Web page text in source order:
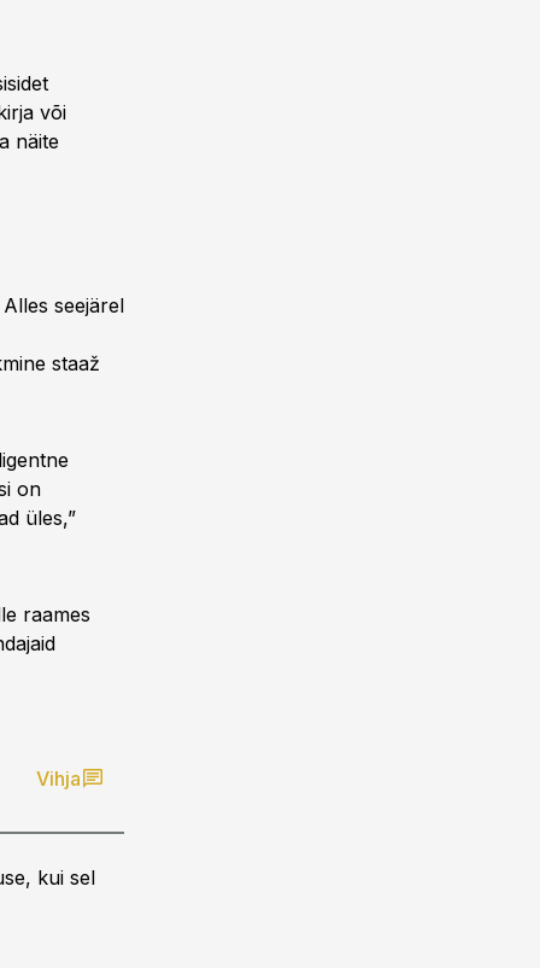
või
näite
seejärel
staaž
on
üles,”
raames
Vihja
kui sel